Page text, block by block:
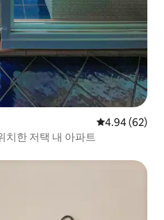
평점 4.94점(5
4.94 (62)
치한 저택 내 아파트